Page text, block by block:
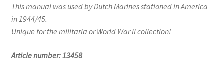
This manual was used by Dutch Marines stationed in America
in 1944/45.
Unique for the militaria or World War II collection!
Article number: 13458